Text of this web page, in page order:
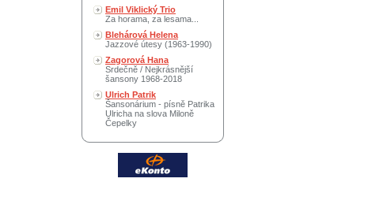
Emil Viklický Trio
Za horama, za lesama...
Blehárová Helena
Jazzové útesy (1963-1990)
Zagorová Hana
Srdečně / Nejkrásnější
šansony 1968-2018
Ulrich Patrik
Šansonárium - písně Patrika
Ulricha na slova Miloně
Čepelky